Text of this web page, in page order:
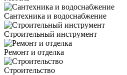
Сантехника и водоснабжение
Строительный инструмент
Ремонт и отделка
Строительство